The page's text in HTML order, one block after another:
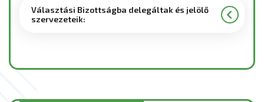
Választási Bizottságba delegáltak és jelölő
szervezeteik: